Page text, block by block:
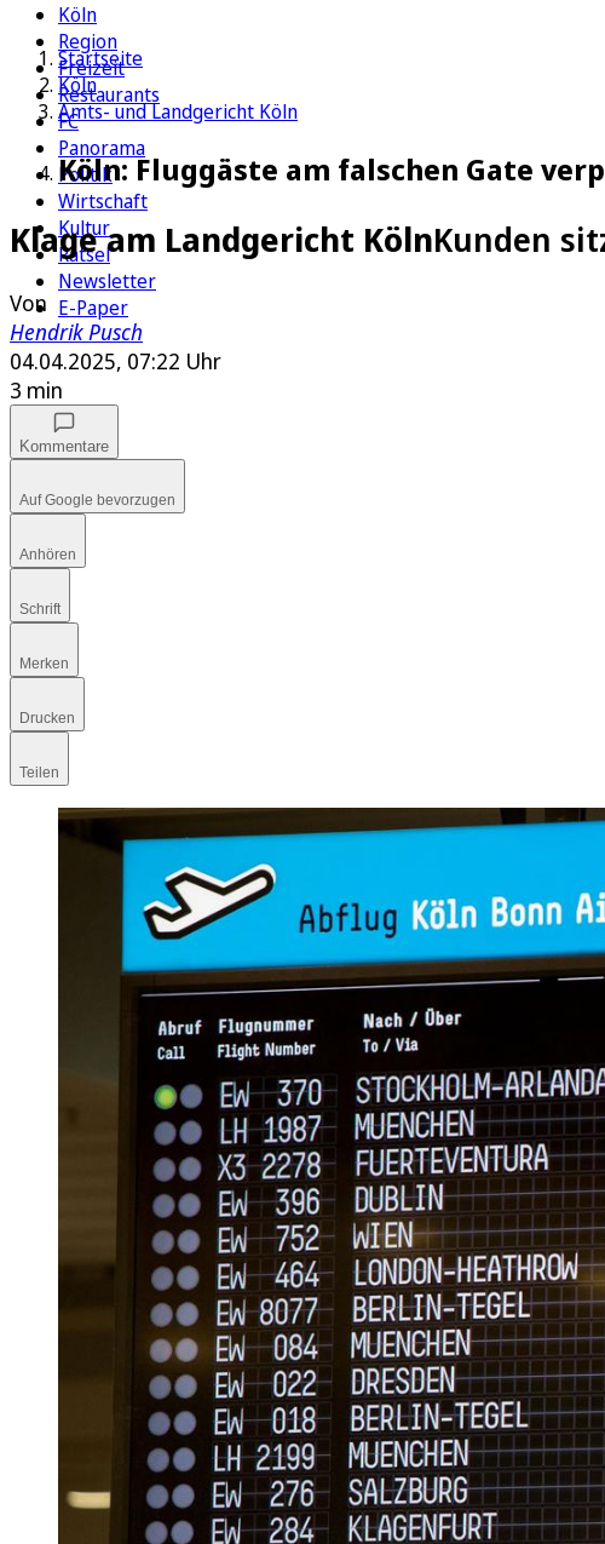
Köln
Region
Freizeit
Restaurants
FC
Panorama
Politik
Wirtschaft
Kultur
Rätsel
Newsletter
E-Paper
Startseite
Köln
Amts- und Landgericht Köln
Köln: Fluggäste am falschen Gate
Klage am Landgericht KölnKunden
Von
Hendrik Pusch
04.04.2025, 07:22 Uhr
3 min
Kommentare
Auf Google bevorzugen
Anhören
Schrift
Merken
Drucken
Teilen